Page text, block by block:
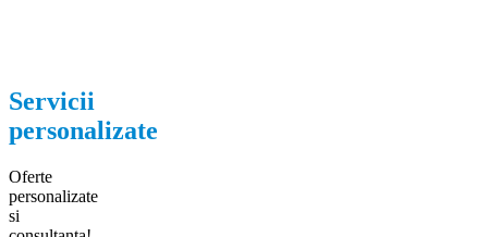
Servicii
personalizate
Oferte
personalizate
si